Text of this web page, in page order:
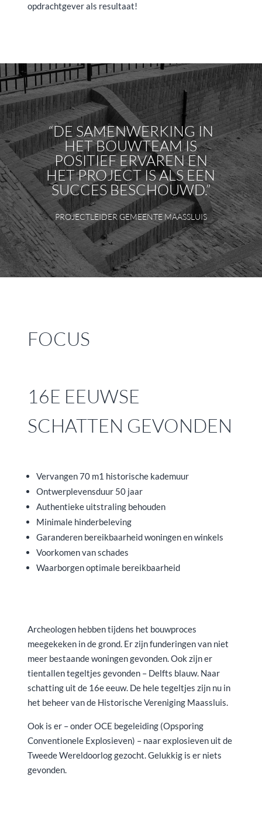
opdrachtgever als resultaat!
“DE SAMENWERKING IN
HET BOUWTEAM IS
POSITIEF ERVAREN EN
HET PROJECT IS ALS EEN
SUCCES BESCHOUWD.”
PROJECTLEIDER GEMEENTE MAASSLUIS
FOCUS
16E EEUWSE
SCHATTEN GEVONDEN
Vervangen 70 m1 historische kademuur
Ontwerplevensduur 50 jaar
Authentieke uitstraling behouden
Minimale hinderbeleving
Garanderen bereikbaarheid woningen en winkels
Voorkomen van schades
Waarborgen optimale bereikbaarheid
Archeologen hebben tijdens het bouwproces
meegekeken in de grond. Er zijn funderingen van niet
meer bestaande woningen gevonden. Ook zijn er
tientallen tegeltjes gevonden – Delfts blauw. Naar
schatting uit de 16e eeuw. De hele tegeltjes zijn nu in
het beheer van de Historische Vereniging Maassluis.
Ook is er – onder OCE begeleiding (Opsporing
Conventionele Explosieven) – naar explosieven uit de
Tweede Wereldoorlog gezocht. Gelukkig is er niets
gevonden.